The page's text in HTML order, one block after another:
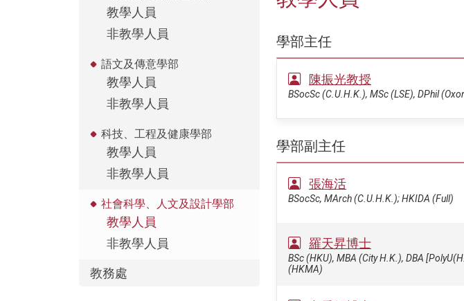
教學人員
非教學人員
語文及傳意學部
教學人員
非教學人員
科技、工程及健康學部
教學人員
非教學人員
社會科學、人文及設計學部
教學人員
非教學人員
教務處
學部主任
陳振光教授
BSocSc (C.U.H.K.), MSc (LSE), DPhil
學部副主任
張海活
BSocSc, MArch (C.U.H.K.); HKIDA (Full)
羅天昇博士
BSc (HKU), MBA (City H.K.), DBA
(HKMA)